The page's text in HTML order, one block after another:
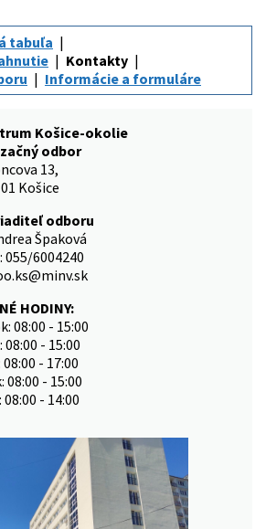
tabuľa
Kontakty
Informácie a formuláre
Košice-okolie
odbor
13,
Košice
odboru
Špaková
6004240
HODINY:
08:00 - 15:00
- 15:00
- 17:00
- 15:00
- 14:00